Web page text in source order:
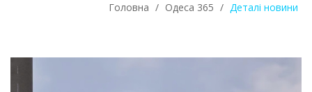
Головна / Одеса 365 / Деталі новини